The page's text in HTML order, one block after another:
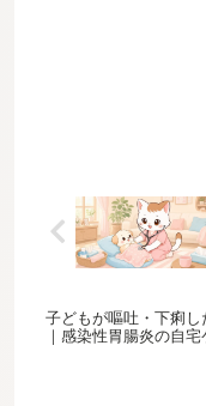
子どもが嘔吐・下痢
｜感染性胃腸炎の自